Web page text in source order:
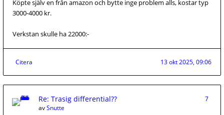
Köpte själv en från amazon och bytte inge problem alls, kostar typ
3000-4000 kr.
Verkstan skulle ha 22000:-
Citera 13 okt 2025, 09:06
Re: Trasig differential??
7
avSnutte